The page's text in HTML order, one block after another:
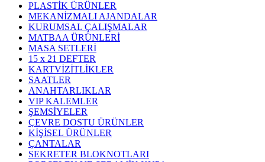
PLASTİK ÜRÜNLER
MEKANİZMALI AJANDALAR
KURUMSAL ÇALIŞMALAR
MATBAA ÜRÜNLERİ
MASA SETLERİ
15 x 21 DEFTER
KARTVİZİTLİKLER
SAATLER
ANAHTARLIKLAR
VIP KALEMLER
ŞEMSİYELER
ÇEVRE DOSTU ÜRÜNLER
KİŞİSEL ÜRÜNLER
ÇANTALAR
SEKRETER BLOKNOTLARI